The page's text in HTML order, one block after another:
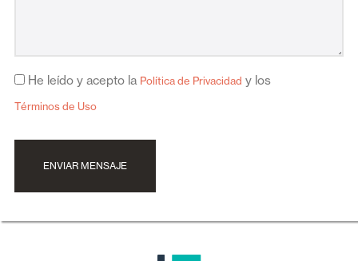
He leído y acepto la Política de Privacidad y los
Términos de Uso
ENVIAR MENSAJE